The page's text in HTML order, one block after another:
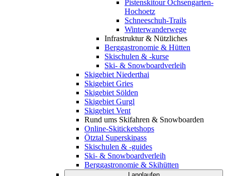
Pistenskitour Ochsengarten-
Hochoetz
Schneeschuh-Trails
Winterwanderwege
Infrastruktur & Nützliches
Berggastronomie & Hütten
Skischulen & -kurse
Ski- & Snowboardverleih
Skigebiet Niederthai
Skigebiet Gries
Skigebiet Sölden
Skigebiet Gurgl
Skigebiet Vent
Rund ums Skifahren & Snowboarden
Online-Skiticketshops
Ötztal Superskipass
Skischulen & -guides
Ski- & Snowboardverleih
Berggastronomie & Skihütten